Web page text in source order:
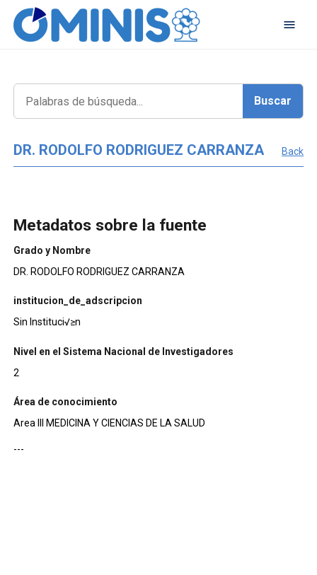
DR. RODOLFO RODRIGUEZ CARRANZA Back
Metadatos sobre la fuente
Grado y Nombre
DR. RODOLFO RODRIGUEZ CARRANZA
institucion_de_adscripcion
Sin Instituci√≥n
Nivel en el Sistema Nacional de Investigadores
2
Área de conocimiento
Area III MEDICINA Y CIENCIAS DE LA SALUD
---